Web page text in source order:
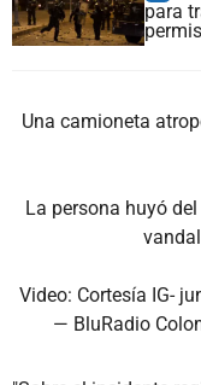
para
Una camioneta
La persona huyó
Video: Cortesía IG-
— BluRadio